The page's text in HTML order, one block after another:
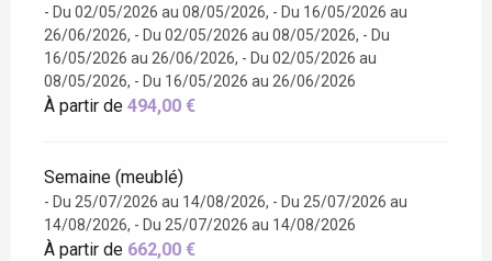
- Du 02/05/2026 au 08/05/2026, - Du 16/05/2026 au
26/06/2026, - Du 02/05/2026 au 08/05/2026, - Du
16/05/2026 au 26/06/2026, - Du 02/05/2026 au
08/05/2026, - Du 16/05/2026 au 26/06/2026
À partir de 494,00 €
Semaine (meublé)
- Du 25/07/2026 au 14/08/2026, - Du 25/07/2026 au
14/08/2026, - Du 25/07/2026 au 14/08/2026
À partir de 662,00 €